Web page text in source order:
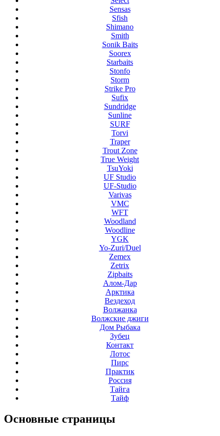
Sensas
Sfish
Shimano
Smith
Sonik Baits
Soorex
Starbaits
Stonfo
Storm
Strike Pro
Sufix
Sundridge
Sunline
SURF
Torvi
Traper
Trout Zone
True Weight
TsuYoki
UF Studio
UF-Studio
Varivas
VMC
WFT
Woodland
Woodline
YGK
Yo-Zuri/Duel
Zemex
Zetrix
Zipbaits
Алом-Дар
Арктика
Вездеход
Волжанка
Волжские джиги
Дом Рыбака
Зубец
Контакт
Лотос
Пирс
Практик
Россия
Тайга
Тайф
Основные страницы